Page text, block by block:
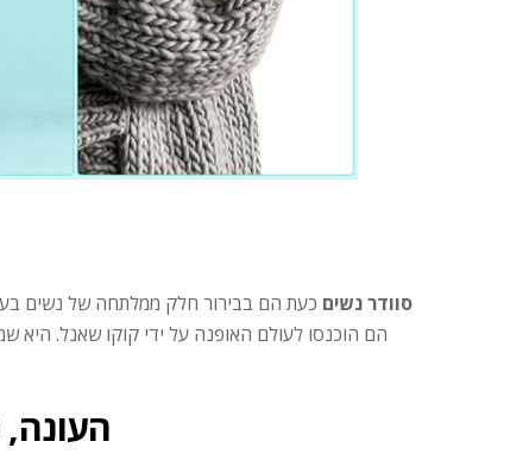
סוודר נשים כעת הם בבירור חלק ממלתחה של נשים
הם הוכנסו לעולם האופנה על ידי קוקו שאנל.